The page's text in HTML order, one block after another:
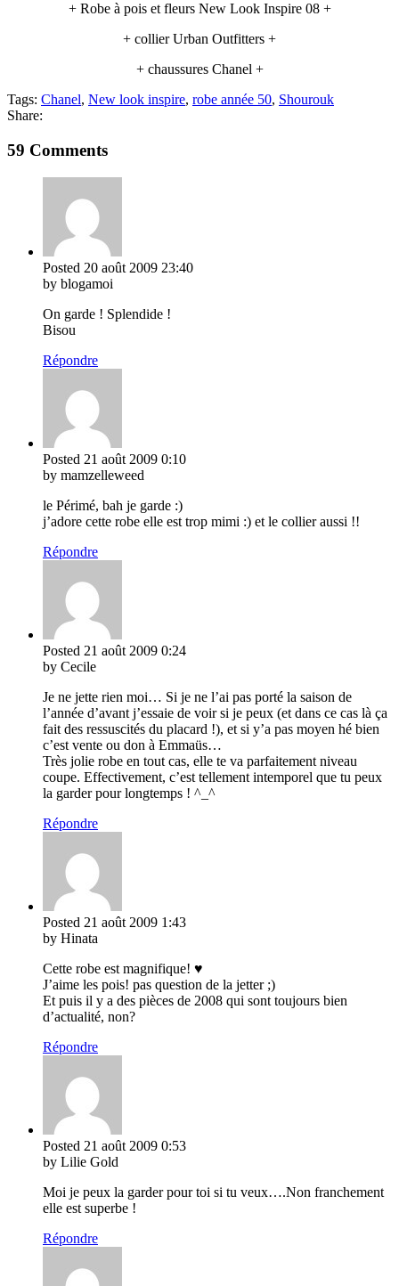
+ Robe à pois et fleurs New Look Inspire 08 +
+ collier Urban Outfitters +
+ chaussures Chanel +
Tags: Chanel, New look inspire, robe année 50, Shourouk
Share:
59 Comments
Posted 20 août 2009 23:40
by blogamoi
On garde ! Splendide !
Bisou
Répondre
Posted 21 août 2009 0:10
by mamzelleweed
le Périmé, bah je garde :)
j’adore cette robe elle est trop mimi :) et le collier aussi !!
Répondre
Posted 21 août 2009 0:24
by Cecile
Je ne jette rien moi… Si je ne l’ai pas porté la saison de
l’année d’avant j’essaie de voir si je peux (et dans ce cas là ça
fait des ressuscités du placard !), et si y’a pas moyen hé bien
c’est vente ou don à Emmaüs…
Très jolie robe en tout cas, elle te va parfaitement niveau
coupe. Effectivement, c’est tellement intemporel que tu peux
la garder pour longtemps ! ^_^
Répondre
Posted 21 août 2009 1:43
by Hinata
Cette robe est magnifique! ♥
J’aime les pois! pas question de la jetter ;)
Et puis il y a des pièces de 2008 qui sont toujours bien
d’actualité, non?
Répondre
Posted 21 août 2009 0:53
by Lilie Gold
Moi je peux la garder pour toi si tu veux….Non franchement
elle est superbe !
Répondre